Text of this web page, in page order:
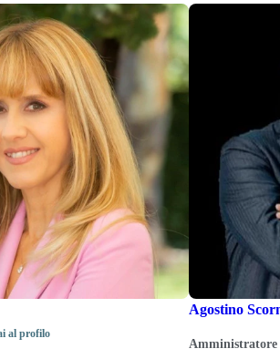
al profilo
Agostino
Amministratore